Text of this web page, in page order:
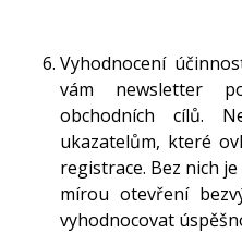
Vyhodnocení
vám newsletter
obchodních cílů.
ukazatelům, které
registrace. Bez nich
mírou otevření
vyhodnocovat